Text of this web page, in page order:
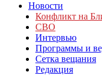
Новости
Конфликт на
СВО
Интервью
Программы и
Сетка вещания
Редакция